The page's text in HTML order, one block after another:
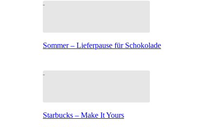
Sommer – Lieferpause für Schokolade
Starbucks – Make It Yours